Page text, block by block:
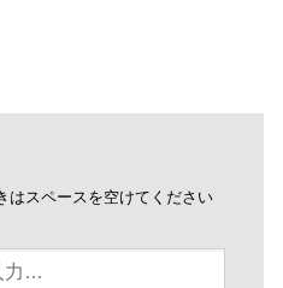
スペースを空けてください